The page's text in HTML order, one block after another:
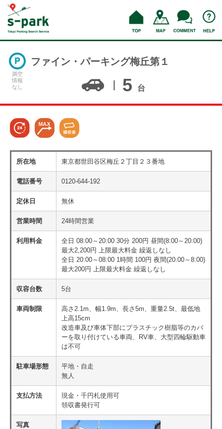
満空
情報
なし
ファイン・パーキング梅丘第１
5 台
所在地 東京都世田谷区梅丘２丁目２３番地
電話番号 0120-644-192
定休日 無休
営業時間 24時間営業
利用料金
全日 08:00～20:00 30分 200円 昼間(8:00～20:00)
最大2,200円 上限最大料金 繰返しなし
全日 20:00～08:00 1時間 100円 夜間(20:00～8:00)
最大200円 上限最大料金 繰返しなし
収容台数 5台
車両制限
高さ2.1m、幅1.9m、長さ5m、重量2.5t、最低地
上高15cm
改造車及び車体下部にプラスチック樹脂等のカバ
ーを取り付けている車両、RV車、大型四輪駆動車
は不可
駐車場形態
平地・自走
無人
支払方法
現金・千円札使用可
領収書発行可
写真